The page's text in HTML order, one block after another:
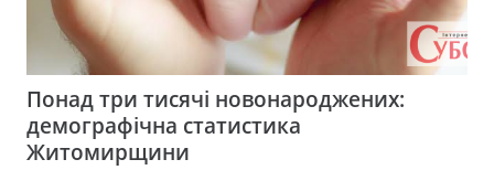
Понад три тисячі новонароджених:
демографічна статистика
Житомирщини